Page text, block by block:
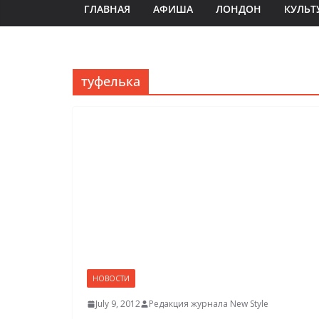
ГЛАВНАЯ АФИША ЛОНДОН
туфелька
НОВОСТИ
July 9, 2012 Редакция журнала New Style